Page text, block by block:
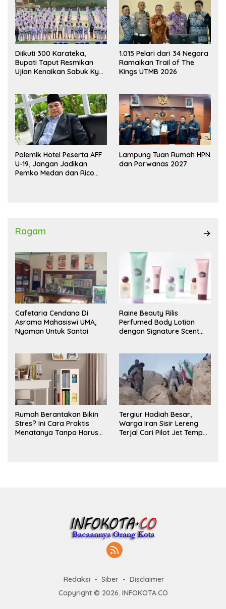
Diikuti 300 Karateka,
Bupati Taput Resmikan
Ujian Kenaikan Sabuk Kyu
1.015 Pelari dari 34 Negara
Ramaikan Trail of The
Kings UTMB 2026
Polemik Hotel Peserta AFF
U-19, Jangan Jadikan
Pemko Medan dan Rico
Lampung Tuan Rumah HPN
dan Porwanas 2027
Ragam
Cafetaria Cendana Di
Asrama Mahasiswi UMA,
Nyaman Untuk Santai
Raine Beauty Rilis
Perfumed Body Lotion
dengan Signature Scent
Rumah Berantakan Bikin
Stres? Ini Cara Praktis
Menatanya Tanpa Harus
Tergiur Hadiah Besar,
Warga Iran Sisir Lereng
Terjal Cari Pilot Jet Tempur
Redaksi Siber
Disclaimer
Copyright © 2026. INFOKOTA.CO